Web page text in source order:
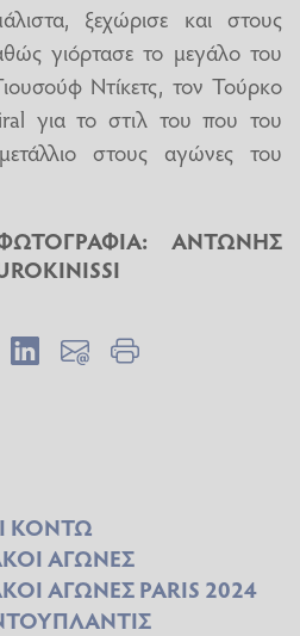
ξεχώρισε και στους
γιόρτασε το μεγάλο του
Ντίκετς, τον Τούρκο
για το στιλ του που του
στους αγώνες του
ΑΝΤΩΝΗΣ
ΚΟΝΤΩ
ΑΓΩΝΕΣ
ΑΓΩΝΕΣ PARIS 2024